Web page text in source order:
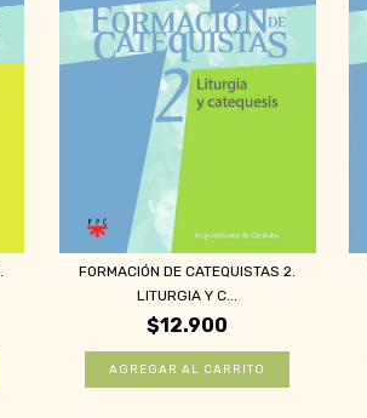
FORMACIÓN DE CATEQUISTAS 2.
LITURGIA Y C...
$12.900